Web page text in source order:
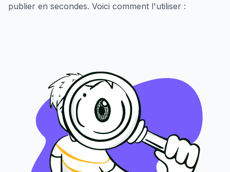
publier en secondes. Voici comment l'utiliser :